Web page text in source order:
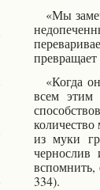
«Мы
«Когда
всем этим
из муки
вспомнить,
334).